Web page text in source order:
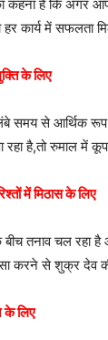
कहना है कि अगर
कार्य में सफलता
के लिए
समय से आर्थिक रूप
रहा है,तो रुमाल में
में मिठास के लिए
बीच तनाव चल रहा
करने से शुक्र देव की
के लिए